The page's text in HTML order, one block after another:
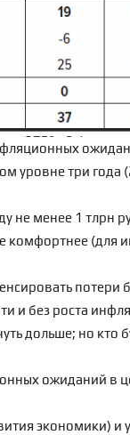
уровне три года
не менее 1 тлрн
комфортнее (для
потери
и без роста
дольше; но кто
ожиданий в
экономики) и